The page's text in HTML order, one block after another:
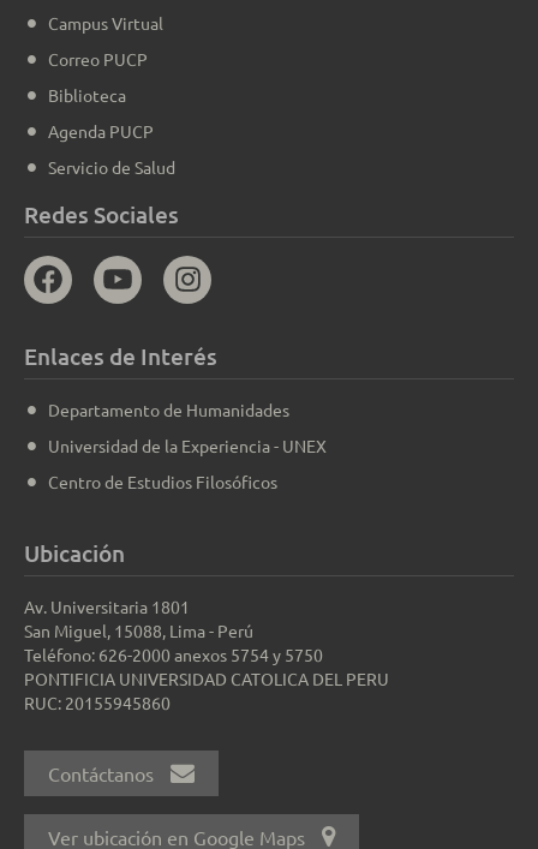
Campus Virtual
Correo PUCP
Biblioteca
Agenda PUCP
Servicio de Salud
Redes Sociales
Enlaces de Interés
Departamento de Humanidades
Universidad de la Experiencia - UNEX
Centro de Estudios Filosóficos
Ubicación
Av. Universitaria 1801
San Miguel, 15088, Lima - Perú
Teléfono: 626-2000 anexos 5754 y 5750
PONTIFICIA UNIVERSIDAD CATOLICA DEL PERU
RUC: 20155945860
Contáctanos
Ver ubicación en Google Maps